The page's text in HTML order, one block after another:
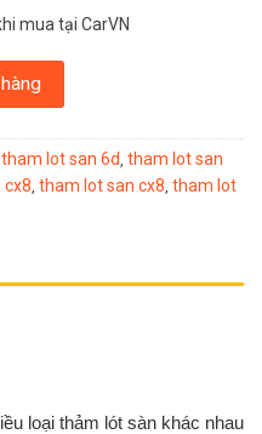
mua tại CarVN
CHO MAZDA CX-8 số lượng
tham lot san 6d tham lot san
cx8 tham lot san cx8 tham lot
loại thảm lót sàn khác nhau